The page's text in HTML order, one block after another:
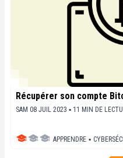
Récupérer son compte
SAM 08 JUIL 2023 ▪ 11 MIN DE
APPRENDRE ▪